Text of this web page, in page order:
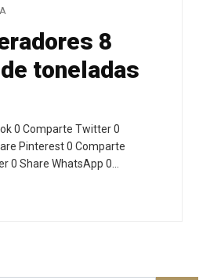
8
toneladas
0 Comparte Twitter 0
Pinterest 0 Comparte
0 Share WhatsApp 0…